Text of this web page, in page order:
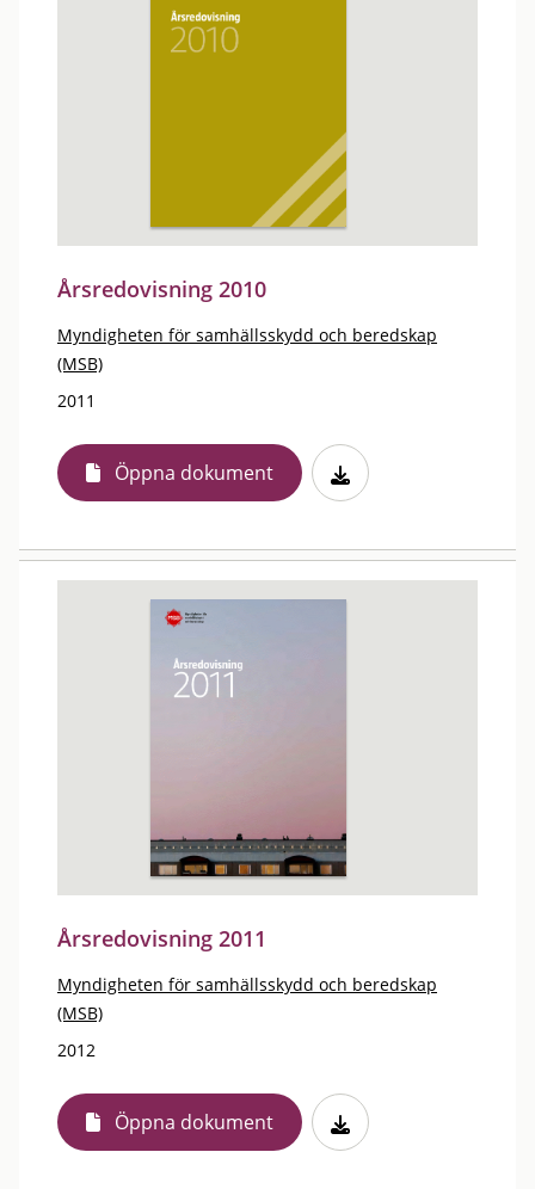
Årsredovisning 2010
Myndigheten för samhällsskydd och beredskap
(MSB)
2011
Öppna dokument
Årsredovisning 2011
Myndigheten för samhällsskydd och beredskap
(MSB)
2012
Öppna dokument